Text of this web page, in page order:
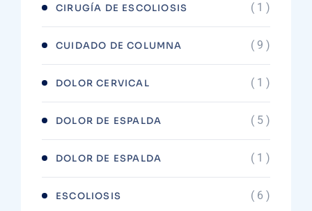
CIRUGÍA DE ESCOLIOSIS ( 1 )
CUIDADO DE COLUMNA ( 9 )
DOLOR CERVICAL ( 1 )
DOLOR DE ESPALDA ( 5 )
DOLOR DE ESPALDA ( 1 )
ESCOLIOSIS ( 6 )